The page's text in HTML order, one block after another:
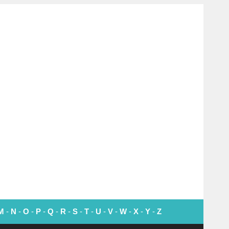
- N - O - P - Q - R - S - T - U - V - W - X - Y - Z